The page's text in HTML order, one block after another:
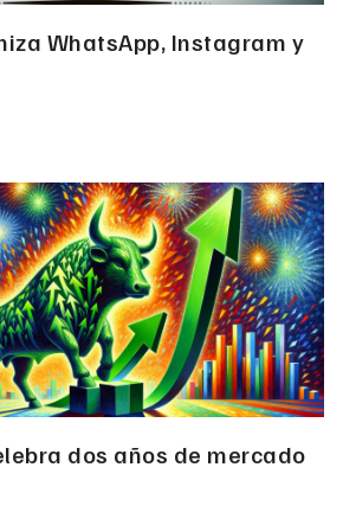
WhatsApp, Instagram y
dos años de mercado